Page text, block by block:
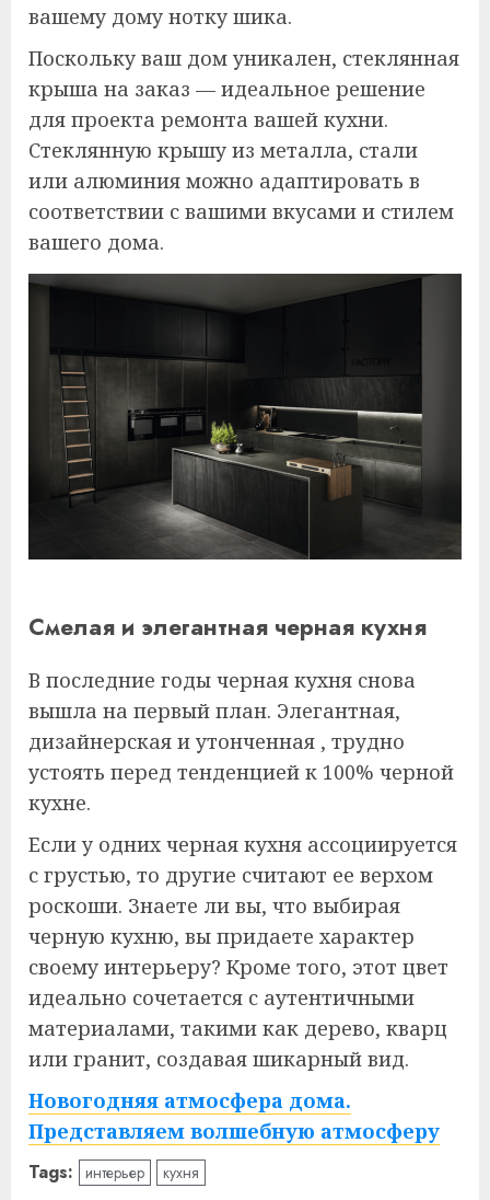
вашему дому нотку шика.
Поскольку ваш дом уникален, стеклянная
крыша на заказ — идеальное решение
для проекта ремонта вашей кухни.
Стеклянную крышу из металла, стали
или алюминия можно адаптировать в
соответствии с вашими вкусами и стилем
вашего дома.
Смелая и элегантная черная кухня
В последние годы черная кухня снова
вышла на первый план. Элегантная,
дизайнерская и утонченная , трудно
устоять перед тенденцией к 100% черной
кухне.
Если у одних черная кухня ассоциируется
с грустью, то другие считают ее верхом
роскоши. Знаете ли вы, что выбирая
черную кухню, вы придаете характер
своему интерьеру? Кроме того, этот цвет
идеально сочетается с аутентичными
материалами, такими как дерево, кварц
или гранит, создавая шикарный вид.
Новогодняя атмосфера дома.
Представляем волшебную атмосферу
Tags: интерьер кухня